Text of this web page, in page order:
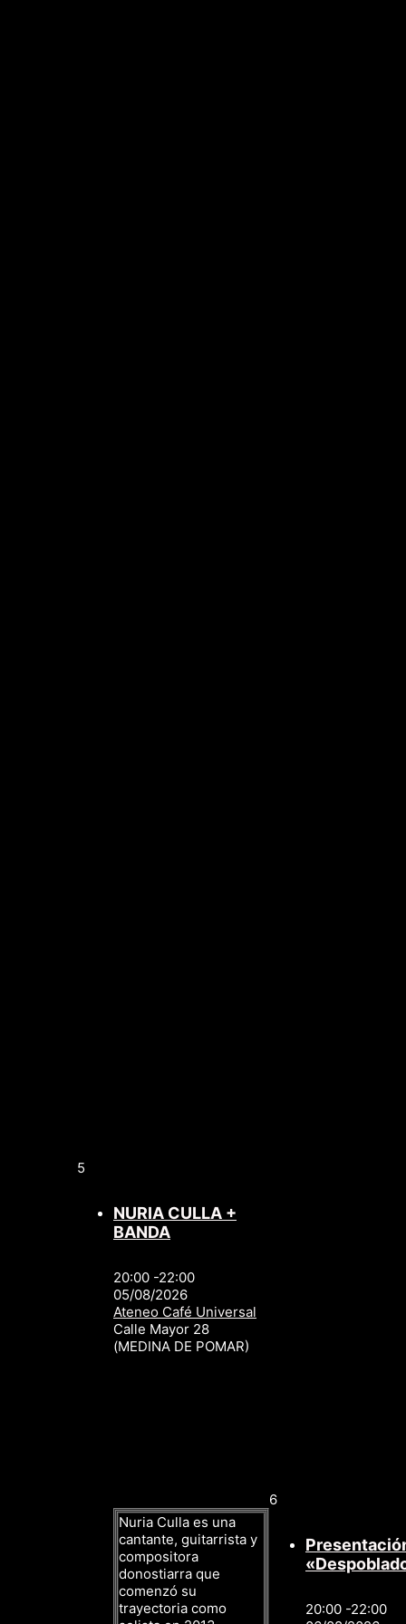
5
NURIA CULLA +
BANDA
20:00 -22:00
05/08/2026
Ateneo Café Universal
Calle Mayor 28
(MEDINA DE POMAR)
Nuria Culla es una
cantante, guitarrista y
compositora
donostiarra que
comenzó su
trayectoria como
6
20:00 -22:00